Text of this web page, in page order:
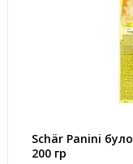
Schär Panini
200 гр